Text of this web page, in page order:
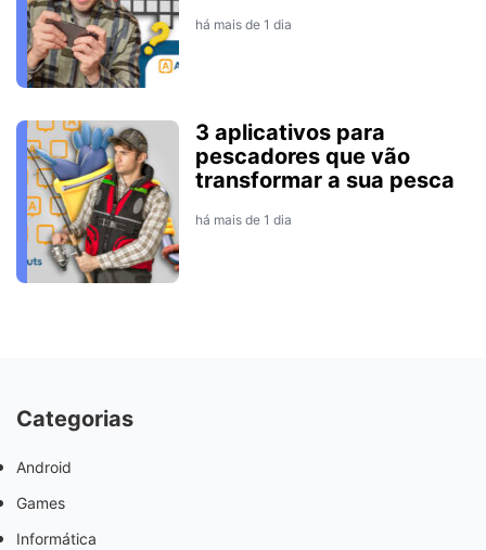
há mais de 1 dia
3 aplicativos para
pescadores que vão
transformar a sua pesca
há mais de 1 dia
Categorias
Android
Games
Informática